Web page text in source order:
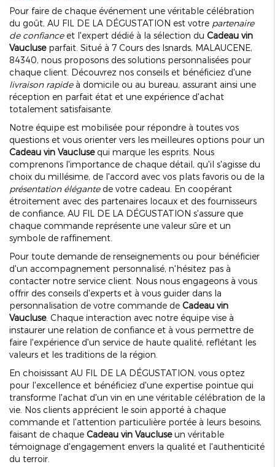
Pour faire de chaque événement une véritable célébration
du goût, AU FIL DE LA DÉGUSTATION est votre partenaire
de confianceet l'expert dédié à la sélection du Cadeau vin
Vaucluseparfait. Situé à 7 Cours des Isnards, MALAUCENE,
84340, nous proposons des solutions personnalisées pour
chaque client. Découvrez nos conseils et bénéficiez d'une
livraison rapideà domicile ou au bureau, assurant ainsi une
réception en parfait état et une expérience d'achat
totalement satisfaisante.
Notre équipe est mobilisée pour répondre à toutes vos
questions et vous orienter vers les meilleures options pour un
Cadeau vin Vauclusequi marque les esprits. Nous
comprenons l'importance de chaque détail, qu'il s'agisse du
choix du millésime, de l'accord avec vos plats favoris ou de la
présentation élégantede votre cadeau. En coopérant
étroitement avec des partenaires locaux et des fournisseurs
de confiance, AU FIL DE LA DÉGUSTATION s'assure que
chaque commande représente une valeur sûre et un
symbole de raffinement.
Pour toute demande de renseignements ou pour bénéficier
d'un accompagnement personnalisé, n'hésitez pas à
contacter notre service client. Nous nous engageons à vous
offrir des conseils d'experts et à vous guider dans la
personnalisation de votre commande de Cadeau vin
Vaucluse. Chaque interaction avec notre équipe vise à
instaurer une relation de confiance et à vous permettre de
faire l'expérience d'un service de haute qualité, reflétant les
valeurs et les traditions de la région.
En choisissant AU FIL DE LA DÉGUSTATION, vous optez
pour l'excellence et bénéficiez d'une expertise pointue qui
transforme l'achat d'un vin en une véritable célébration de la
vie. Nos clients apprécient le soin apporté à chaque
commande et l'attention particulière portée à leurs besoins,
faisant de chaque Cadeau vin Vaucluseun véritable
témoignage d'engagement envers la qualité et l'authenticité
du terroir.